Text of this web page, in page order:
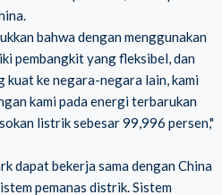
bahwa dengan menggunakan
pembangkit yang fleksibel, dan
kuat ke negara-negara lain, kami
kami pada energi terbarukan
listrik sebesar 99,996 persen,"
dapat bekerja sama dengan China
pemanas distrik. Sistem